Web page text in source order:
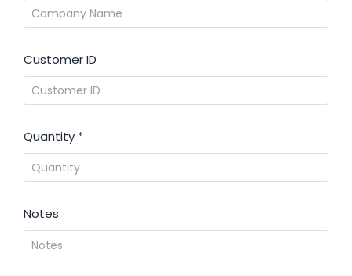
Customer ID
Quantity *
Notes